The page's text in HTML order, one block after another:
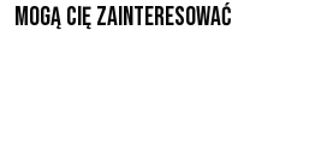
Mogą Cię zainteresować